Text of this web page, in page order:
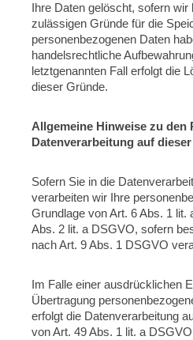
Ihre Daten gelöscht, sofern
zulässigen Gründe für die
personenbezogenen Daten
handelsrechtliche
letztgenannten Fall erfolgt die
dieser Gründe.
Allgemeine Hinweise zu den
Datenverarbeitung auf dieser
Sofern Sie in die
verarbeiten wir Ihre
Grundlage von Art. 6 Abs. 1 lit.
Abs. 2 lit. a DSGVO, sofern
nach Art. 9 Abs. 1 DSGVO
Im Falle einer ausdrücklichen
Übertragung
erfolgt die Datenverarbeitung
von Art. 49 Abs. 1 lit. a